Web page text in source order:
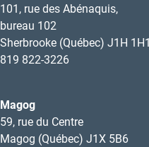
101, rue des Abénaquis,
bureau 102
Sherbrooke (Québec) J1H 1H1
819 822-3226
Magog
59, rue du Centre
Magog (Québec) J1X 5B6